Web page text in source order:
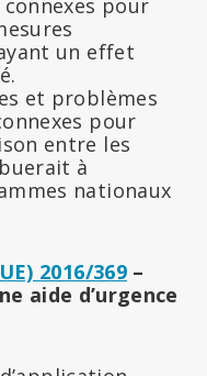
un effet
et problèmes
pour
entre les
à
nationaux
2016/369–
aide d’urgence